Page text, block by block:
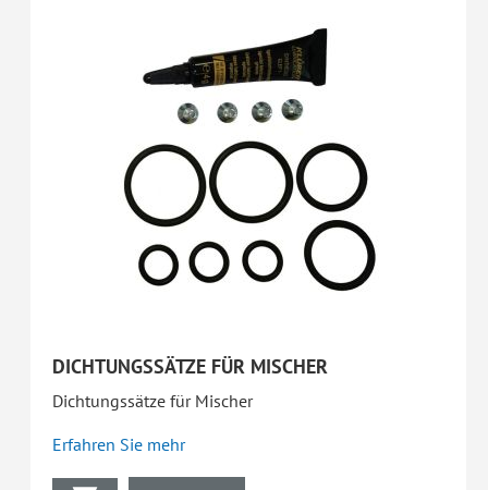
DICHTUNGSSÄTZE FÜR MISCHER
Dichtungssätze für Mischer
Erfahren Sie mehr